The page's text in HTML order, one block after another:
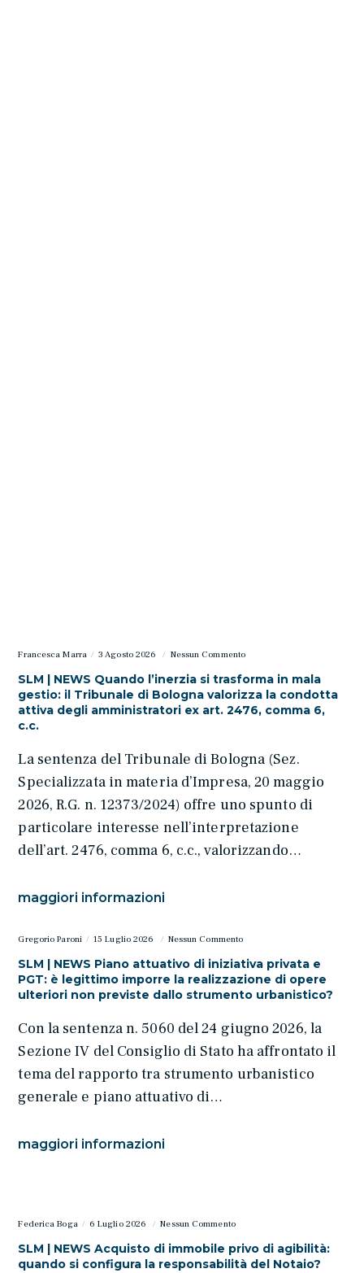
Francesca Marra 3 Agosto 2026 Nessun Commento
SLM | NEWS Quando l’inerzia si trasforma in mala
gestio: il Tribunale di Bologna valorizza la condotta
attiva degli amministratori ex art. 2476, comma 6,
c.c.
La sentenza del Tribunale di Bologna (Sez.
Specializzata in materia d’Impresa, 20 maggio
2026, R.G. n. 12373/2024) offre uno spunto di
particolare interesse nell’interpretazione
dell’art. 2476, comma 6, c.c., valorizzando…
maggiori informazioni
Gregorio Paroni 15 Luglio 2026 Nessun Commento
SLM | NEWS Piano attuativo di iniziativa privata e
PGT: è legittimo imporre la realizzazione di opere
ulteriori non previste dallo strumento urbanistico?
Con la sentenza n. 5060 del 24 giugno 2026, la
Sezione IV del Consiglio di Stato ha affrontato il
tema del rapporto tra strumento urbanistico
generale e piano attuativo di…
maggiori informazioni
Federica Boga 6 Luglio 2026 Nessun Commento
SLM | NEWS Acquisto di immobile privo di agibilità:
quando si configura la responsabilità del Notaio?